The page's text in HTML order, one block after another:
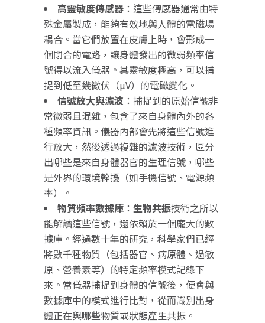
高靈敏度傳感器 ：這些傳感器通常由特
殊金屬製成，能夠有效地與人體的電磁場
耦合。當它們放置在皮膚上時，會形成一
個閉合的電路，讓身體發出的微弱頻率信
號得以流入儀器。其靈敏度極高，可以捕
捉到低至幾微伏（µV）的電磁變化。
信號放大與濾波 ：捕捉到的原始信號非
常微弱且混雜，包含了來自身體內外的各
種頻率資訊。儀器內部會先將這些信號進
行放大，然後透過複雜的濾波技術，區分
出哪些是來自身體器官的生理信號，哪些
是外界的環境幹擾（如手機信號、電源頻
率）。
物質頻率數據庫 ： 生物共振技術之所以
能解讀這些信號，還依賴於一個龐大的數
據庫。經過數十年的研究，科學家們已經
將數千種物質（包括器官、病原體、過敏
原、營養素等）的特定頻率模式記錄下
來。當儀器捕捉到身體的信號後，便會與
數據庫中的模式進行比對，從而識別出身
體正在與哪些物質或狀態產生共振。